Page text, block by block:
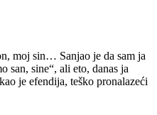
moj sin… Sanjao je da sam ja
san, sine“, ali eto, danas ja
je efendija, teško pronalazeći